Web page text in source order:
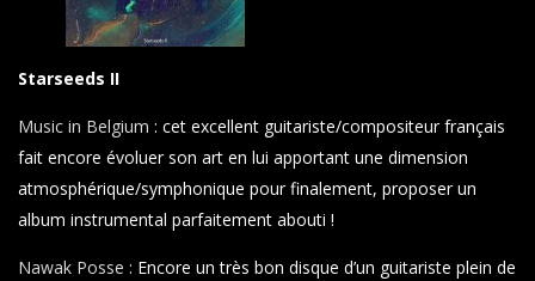
Starseeds II
Music in Belgium : cet excellent guitariste/compositeur français
fait encore évoluer son art en lui apportant une dimension
atmosphérique/symphonique pour finalement, proposer un
album instrumental parfaitement abouti !
Nawak Posse : Encore un très bon disque d’un guitariste plein de